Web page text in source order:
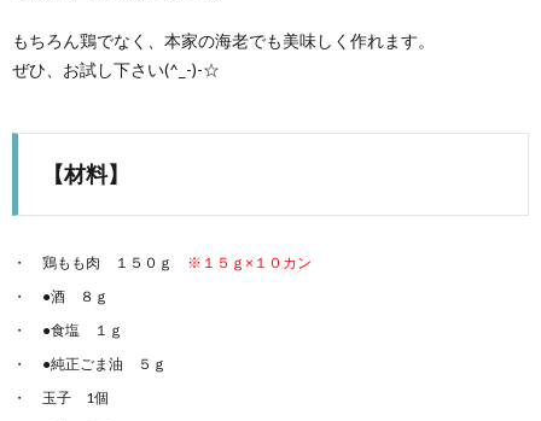
もちろん鶏でなく、本家の海老でも美味しく作れます。
ぜひ、お試し下さい(^_-)-☆
【材料】
鶏もも肉 １５０ｇ ※１５ｇ×１０カン
●酒 ８ｇ
●食塩 １ｇ
●純正ごま油 ５ｇ
玉子 1個